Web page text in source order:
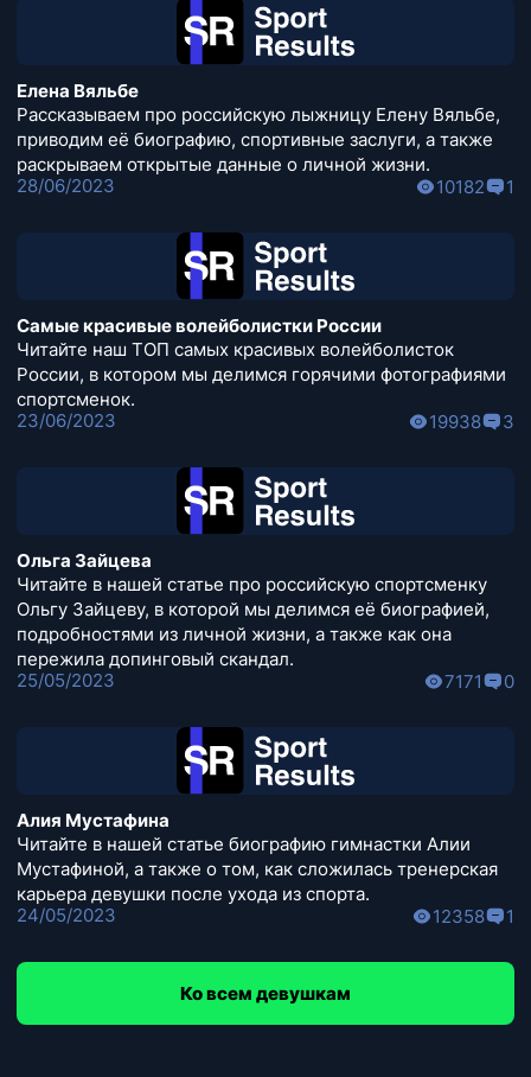
Елена Вяльбе
Рассказываем про российскую лыжницу Елену Вяльбе,
приводим её биографию, спортивные заслуги, а также
раскрываем открытые данные о личной жизни.
28/06/2023
10182 1
Самые красивые волейболистки России
Читайте наш ТОП самых красивых волейболисток
России, в котором мы делимся горячими фотографиями
спортсменок.
23/06/2023
19938 3
Ольга Зайцева
Читайте в нашей статье про российскую спортсменку
Ольгу Зайцеву, в которой мы делимся её биографией,
подробностями из личной жизни, а также как она
пережила допинговый скандал.
25/05/2023
7171 0
Алия Мустафина
Читайте в нашей статье биографию гимнастки Алии
Мустафиной, а также о том, как сложилась тренерская
карьера девушки после ухода из спорта.
24/05/2023
12358 1
Ко всем девушкам